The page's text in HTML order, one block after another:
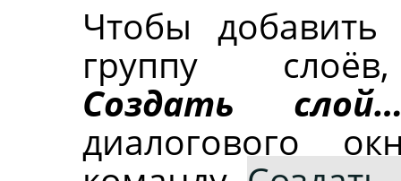
Чтобы
группу
Создать
диалогового